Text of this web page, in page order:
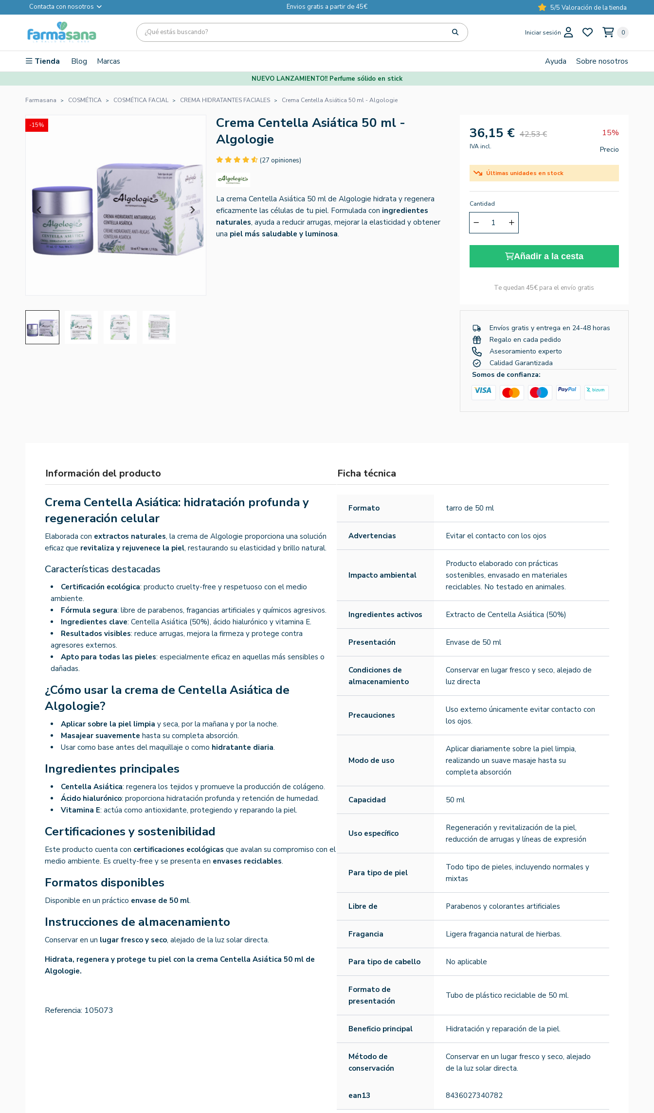
Contacta con nosotros Envios gratis a partir de 45€ 5/5 Valoración de la tienda
Iniciar sesión 0
Tienda Blog Marcas Ayuda Sobre nosotros
NUEVO LANZAMIENTO!! Perfume sólido en stick
Farmasana COSMÉTICA COSMÉTICA FACIAL CREMA HIDRATANTES FACIALES Crema Centella Asiática 50 ml - Algologie
-15%
Crema Centella Asiática 50 ml -
Algologie
(27 opiniones)
La crema Centella Asiática 50 ml de Algologie hidrata y regenera
eficazmente las células de tu piel. Formulada con ingredientes
naturales, ayuda a reducir arrugas, mejorar la elasticidad y obtener
una piel más saludable y luminosa.
36,15 € 42,53 € 15%
IVA incl. Precio
Últimas unidades en stock
Cantidad
Añadir a la cesta
Te quedan 45€ para el envío gratis
Envíos gratis y entrega en 24-48 horas
Regalo en cada pedido
Asesoramiento experto
Calidad Garantizada
Somos de confianza:
Información del producto
Crema Centella Asiática: hidratación profunda y
regeneración celular
Elaborada con extractos naturales, la crema de Algologie proporciona una solución
eficaz que revitaliza y rejuvenece la piel, restaurando su elasticidad y brillo natural.
Características destacadas
Certificación ecológica: producto cruelty-free y respetuoso con el medio
ambiente.
Fórmula segura: libre de parabenos, fragancias artificiales y químicos agresivos.
Ingredientes clave: Centella Asiática (50%), ácido hialurónico y vitamina E.
Resultados visibles: reduce arrugas, mejora la firmeza y protege contra
agresores externos.
Apto para todas las pieles: especialmente eficaz en aquellas más sensibles o
dañadas.
¿Cómo usar la crema de Centella Asiática de
Algologie?
Aplicar sobre la piel limpia y seca, por la mañana y por la noche.
Masajear suavemente hasta su completa absorción.
Usar como base antes del maquillaje o como hidratante diaria.
Ingredientes principales
Centella Asiática: regenera los tejidos y promueve la producción de colágeno.
Ácido hialurónico: proporciona hidratación profunda y retención de humedad.
Vitamina E: actúa como antioxidante, protegiendo y reparando la piel.
Certificaciones y sostenibilidad
Este producto cuenta con certificaciones ecológicas que avalan su compromiso con el
medio ambiente. Es cruelty-free y se presenta en envases reciclables.
Formatos disponibles
Disponible en un práctico envase de 50 ml.
Instrucciones de almacenamiento
Conservar en un lugar fresco y seco, alejado de la luz solar directa.
Hidrata, regenera y protege tu piel con la crema Centella Asiática 50 ml de
Algologie.
Referencia: 105073
Ficha técnica
Formato tarro de 50 ml
Advertencias Evitar el contacto con los ojos
Impacto ambiental
Producto elaborado con prácticas
sostenibles, envasado en materiales
reciclables. No testado en animales.
Ingredientes activos Extracto de Centella Asiática (50%)
Presentación Envase de 50 ml
Condiciones de
almacenamiento
Conservar en lugar fresco y seco, alejado de
luz directa
Precauciones
Uso externo únicamente evitar contacto con
los ojos.
Modo de uso
Aplicar diariamente sobre la piel limpia,
realizando un suave masaje hasta su
completa absorción
Capacidad 50 ml
Uso específico
Regeneración y revitalización de la piel,
reducción de arrugas y líneas de expresión
Para tipo de piel
Todo tipo de pieles, incluyendo normales y
mixtas
Libre de Parabenos y colorantes artificiales
Fragancia Ligera fragancia natural de hierbas.
Para tipo de cabello No aplicable
Formato de
presentación
Tubo de plástico reciclable de 50 ml.
Beneficio principal Hidratación y reparación de la piel.
Método de
conservación
Conservar en un lugar fresco y seco, alejado
de la luz solar directa.
ean13 8436027340782